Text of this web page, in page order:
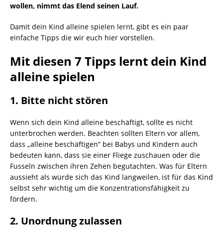
wollen, nimmt das Elend seinen Lauf.
Damit dein Kind alleine spielen lernt, gibt es ein paar
einfache Tipps die wir euch hier vorstellen.
Mit diesen 7 Tipps lernt dein Kind
alleine spielen
1. Bitte nicht stören
Wenn sich dein Kind alleine beschäftigt, sollte es nicht
unterbrochen werden. Beachten sollten Eltern vor allem,
dass „alleine beschäftigen“ bei Babys und Kindern auch
bedeuten kann, dass sie einer Fliege zuschauen oder die
Fusseln zwischen ihren Zehen begutachten. Was für Eltern
aussieht als würde sich das Kind langweilen, ist für das Kind
selbst sehr wichtig um die Konzentrationsfähigkeit zu
fördern.
2. Unordnung zulassen